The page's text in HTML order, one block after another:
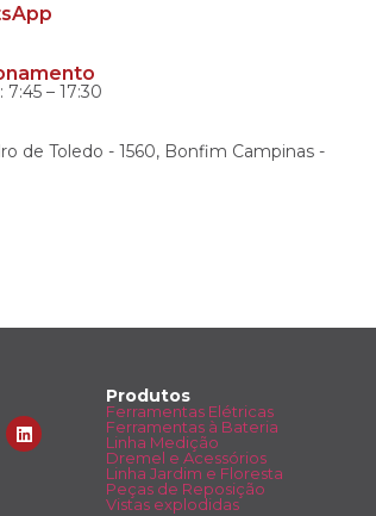
– 17:30
de Toledo - 1560, Bonfim Campinas -
Produtos
Ferramentas Elétricas
Ferramentas à Bateria
Linha Medição
Dremel e Acessórios
Linha Jardim e Floresta
Peças de Reposição
Vistas explodidas